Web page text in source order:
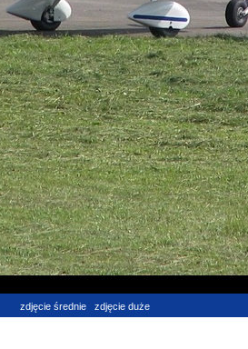
zdjęcie średnie zdjęcie duże